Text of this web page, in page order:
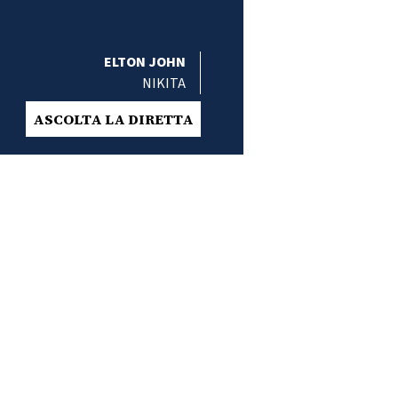
ELTON JOHN
NIKITA
ASCOLTA LA DIRETTA